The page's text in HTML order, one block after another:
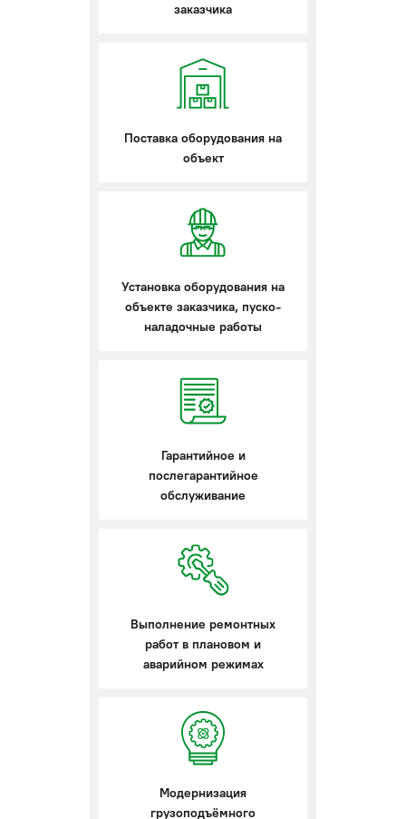
заказчика
Поставка оборудования на
объект
Установка оборудования на
объекте заказчика, пуско-
наладочные работы
Гарантийное и
послегарантийное
обслуживание
Выполнение ремонтных
работ в плановом и
аварийном режимах
Модернизация
грузоподъёмного